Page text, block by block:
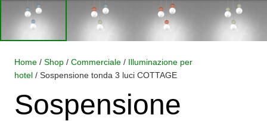
Home / Shop / Commerciale / Illuminazione per
hotel / Sospensione tonda 3 luci COTTAGE
Sospensione